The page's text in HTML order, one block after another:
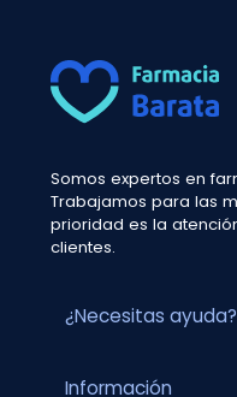
Somos expertos en
Trabajamos para las
prioridad es la
clientes.
¿Necesitas ayuda?
Información